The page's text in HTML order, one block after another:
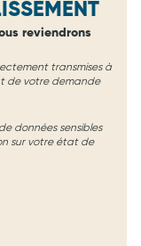
reviendrons
transmises à
de votre demande
données sensibles
sur votre état de